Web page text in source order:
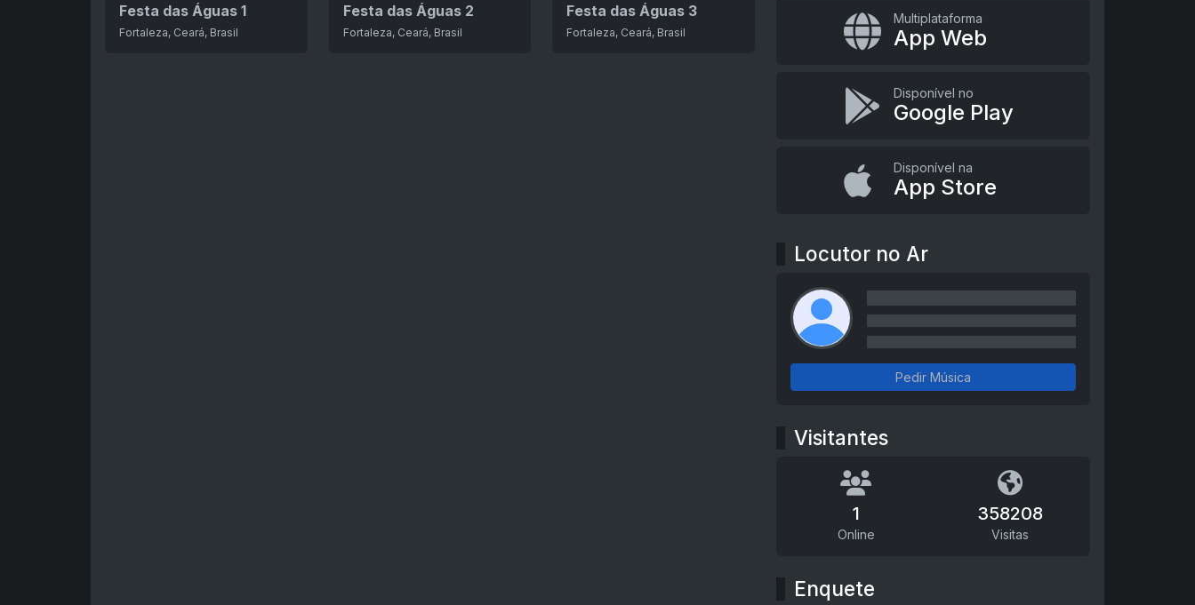
Festa das Águas 1
Fortaleza, Ceará, Brasil
Festa das Águas 2
Fortaleza, Ceará, Brasil
Festa das Águas 3
Fortaleza, Ceará, Brasil
Multiplataforma
App Web
Disponível no
Google Play
Disponível na
App Store
Locutor no Ar
Pedir Música
Visitantes
1
Online
358208
Visitas
Enquete